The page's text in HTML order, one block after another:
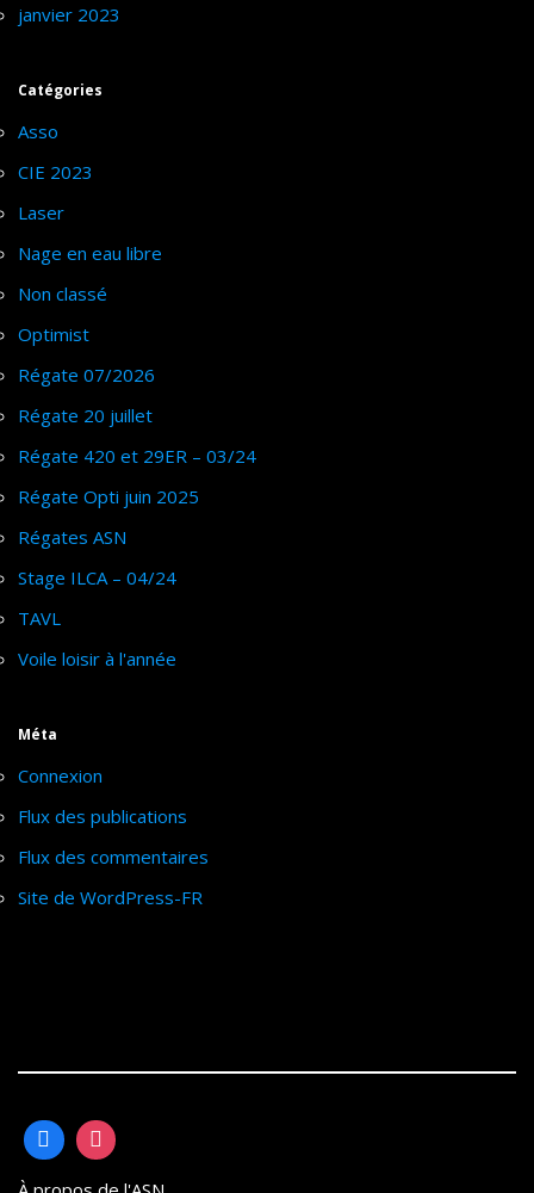
janvier 2023
Catégories
Asso
CIE 2023
Laser
Nage en eau libre
Non classé
Optimist
Régate 07/2026
Régate 20 juillet
Régate 420 et 29ER – 03/24
Régate Opti juin 2025
Régates ASN
Stage ILCA – 04/24
TAVL
Voile loisir à l'année
Méta
Connexion
Flux des publications
Flux des commentaires
Site de WordPress-FR